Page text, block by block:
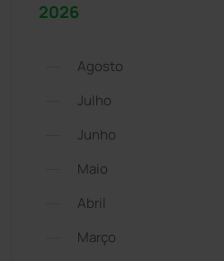
2026
Agosto
Julho
Junho
Maio
Abril
Março